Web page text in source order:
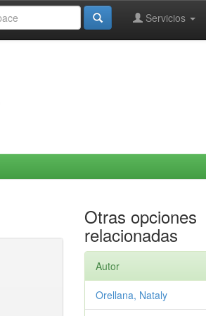
Servicios
Otras opciones
relacionadas
Autor
Orellana, Nataly